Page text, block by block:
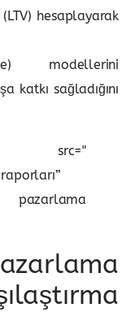
hesaplayarak
modellerini
katkı sağladığını
”